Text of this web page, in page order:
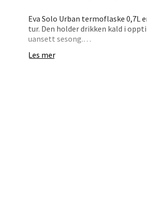
Eva Solo Urban termoflaske
tur. Den holder drikken kald i
uansett sesong.
Lokket åpnes med ett klikk og lar
Les mer